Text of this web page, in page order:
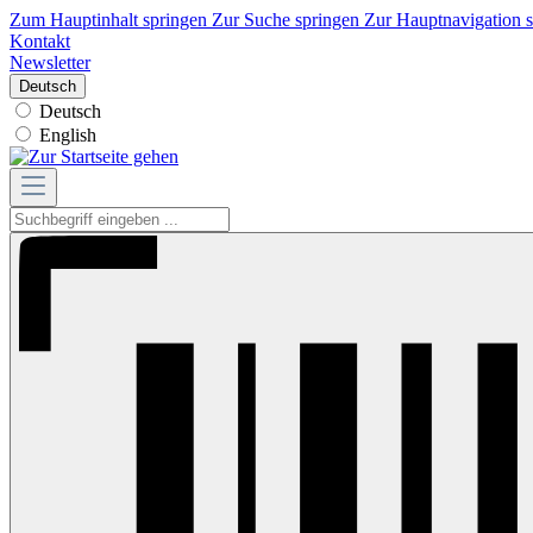
Zum Hauptinhalt springen Zur Suche springen Zur Hauptnavigation
Kontakt
Newsletter
Deutsch
Deutsch
English